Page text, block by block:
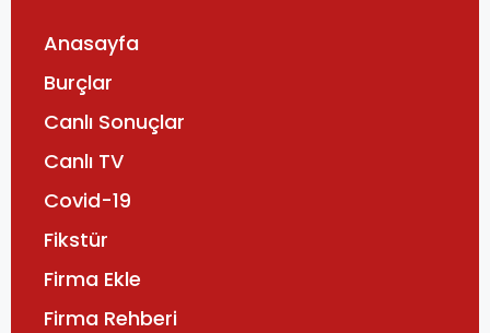
Anasayfa
Burçlar
Canlı Sonuçlar
Canlı TV
Covid-19
Fikstür
Firma Ekle
Firma Rehberi